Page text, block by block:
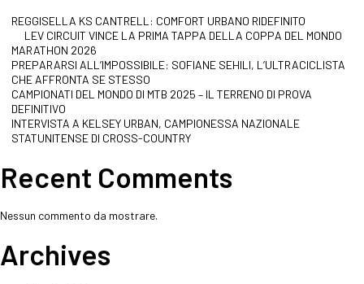
REGGISELLA KS CANTRELL: COMFORT URBANO RIDEFINITO
LEV CIRCUIT VINCE LA PRIMA TAPPA DELLA COPPA DEL MONDO
MARATHON 2026
PREPARARSI ALL’IMPOSSIBILE: SOFIANE SEHILI, L’ULTRACICLISTA
CHE AFFRONTA SE STESSO
CAMPIONATI DEL MONDO DI MTB 2025 – IL TERRENO DI PROVA
DEFINITIVO
INTERVISTA A KELSEY URBAN, CAMPIONESSA NAZIONALE
STATUNITENSE DI CROSS-COUNTRY
Recent Comments
Nessun commento da mostrare.
Archives